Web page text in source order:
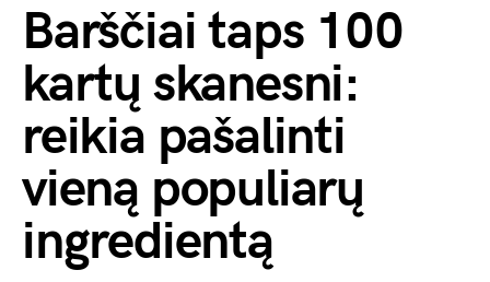
Barščiai taps 100
kartų skanesni:
reikia pašalinti
vieną populiarų
ingredientą